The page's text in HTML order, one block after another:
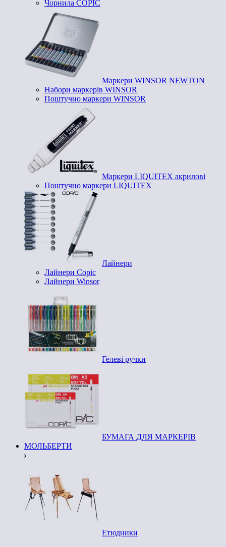
Чорнила COPIC
Маркери WINSOR NEWTON
Набори маркерів WINSOR
Поштучно маркери WINSOR
Маркери LIQUITEX акрилові
Поштучно маркери LIQUITEX
Лайнери
Лайнери Copic
Лайнери Winsor
Гелеві ручки
БУМАГА ДЛЯ МАРКЕРІВ
МОЛЬБЕРТИ
Етюдники